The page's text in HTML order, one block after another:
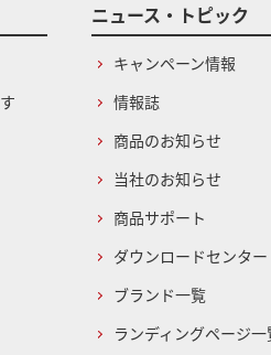
ニュース・トピック
キャンペーン情報
情報誌
商品のお知らせ
当社のお知らせ
商品サポート
ダウンロードセンター
ブランド一覧
ランディングページ一